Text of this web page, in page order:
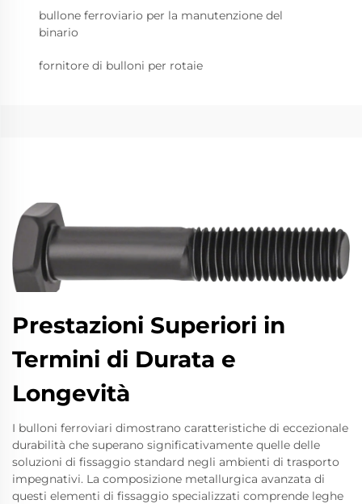
bullone ferroviario per la manutenzione del
binario
fornitore di bulloni per rotaie
Prestazioni Superiori in
Termini di Durata e
Longevità
I bulloni ferroviari dimostrano caratteristiche di eccezionale
durabilità che superano significativamente quelle delle
soluzioni di fissaggio standard negli ambienti di trasporto
impegnativi. La composizione metallurgica avanzata di
questi elementi di fissaggio specializzati comprende leghe